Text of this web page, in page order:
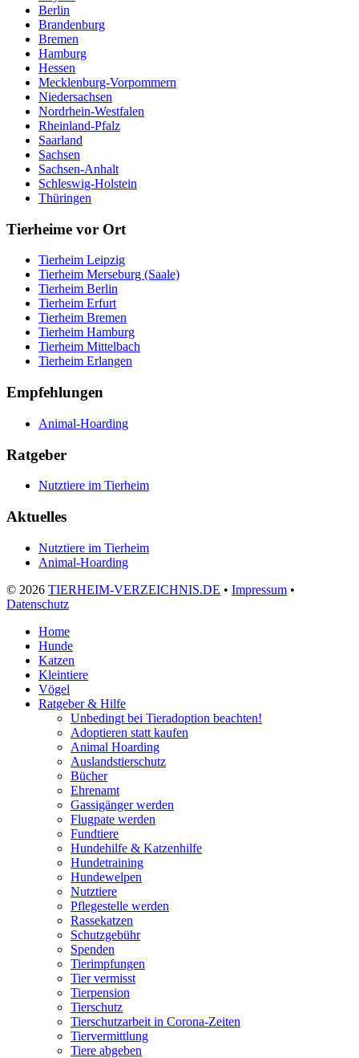
Berlin
Brandenburg
Bremen
Hamburg
Hessen
Mecklenburg-Vorpommern
Niedersachsen
Nordrhein-Westfalen
Rheinland-Pfalz
Saarland
Sachsen
Sachsen-Anhalt
Schleswig-Holstein
Thüringen
Tierheime vor Ort
Tierheim Leipzig
Tierheim Merseburg (Saale)
Tierheim Berlin
Tierheim Erfurt
Tierheim Bremen
Tierheim Hamburg
Tierheim Mittelbach
Tierheim Erlangen
Empfehlungen
Animal-Hoarding
Ratgeber
Nutztiere im Tierheim
Aktuelles
Nutztiere im Tierheim
Animal-Hoarding
© 2026 TIERHEIM-VERZEICHNIS.DE • Impressum •
Datenschutz
Home
Hunde
Katzen
Kleintiere
Vögel
Ratgeber & Hilfe
Unbedingt bei Tieradoption beachten!
Adoptieren statt kaufen
Animal Hoarding
Auslandstierschutz
Bücher
Ehrenamt
Gassigänger werden
Flugpate werden
Fundtiere
Hundehilfe & Katzenhilfe
Hundetraining
Hundewelpen
Nutztiere
Pflegestelle werden
Rassekatzen
Schutzgebühr
Spenden
Tierimpfungen
Tier vermisst
Tierpension
Tierschutz
Tierschutzarbeit in Corona-Zeiten
Tiervermittlung
Tiere abgeben